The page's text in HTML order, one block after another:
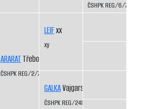
ARARAT Třeboň-Kopeček CS
ČSHPK REG/2/77
LEIFxx
xy
GALKAVajgarské vrchy CS
ČSHPK REG/2484/72
ČSHPK REG/6/77